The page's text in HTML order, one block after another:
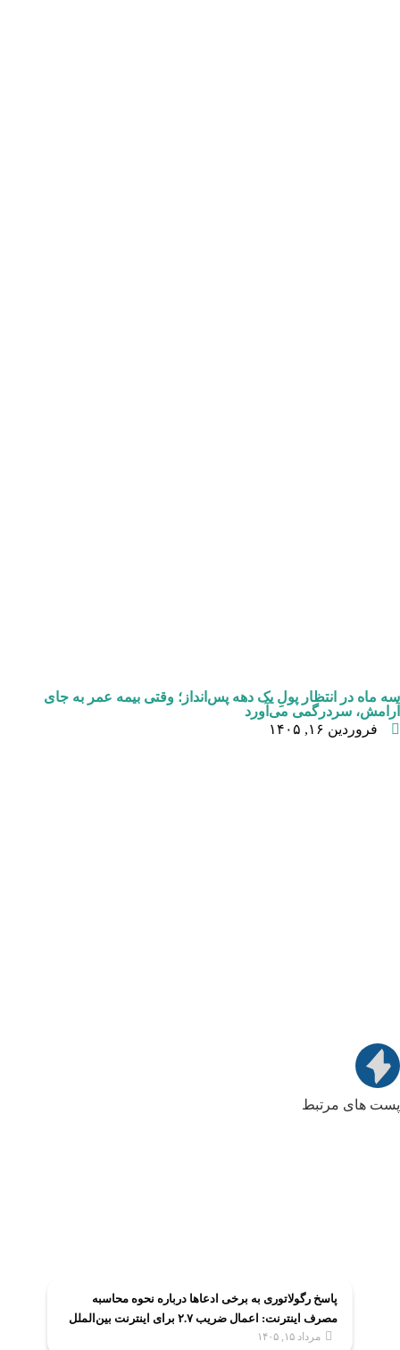
سه ماه در انتظار پولِ یک دهه پس‌انداز؛ وقتی بیمه عمر به جای
آرامش، سردرگمی می‌آورد
فروردین ۱۶, ۱۴۰۵
پست های مرتبط
پاسخ رگولاتوری به برخی ادعاها درباره نحوه محاسبه
مصرف اینترنت: اعمال ضریب ۲.۷ برای اینترنت بین‌الملل
صحت ندارد
مرداد ۱۵, ۱۴۰۵